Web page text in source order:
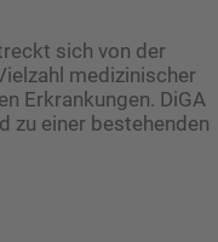
sich von der
medizinischer
Erkrankungen. DiGA
zu einer bestehenden